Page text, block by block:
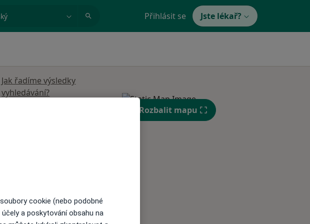
Přihlásit se Jste lékař?
Jak řadíme výsledky
vyhledávání?
Pá So
Rozbalit mapu
cookie (nebo podobné
a poskytování obsahu na